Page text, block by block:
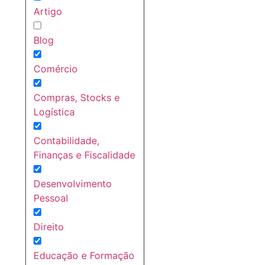
Artigo
Blog
Comércio
Compras, Stocks e
Logística
Contabilidade,
Finanças e Fiscalidade
Desenvolvimento
Pessoal
Direito
Educação e Formação